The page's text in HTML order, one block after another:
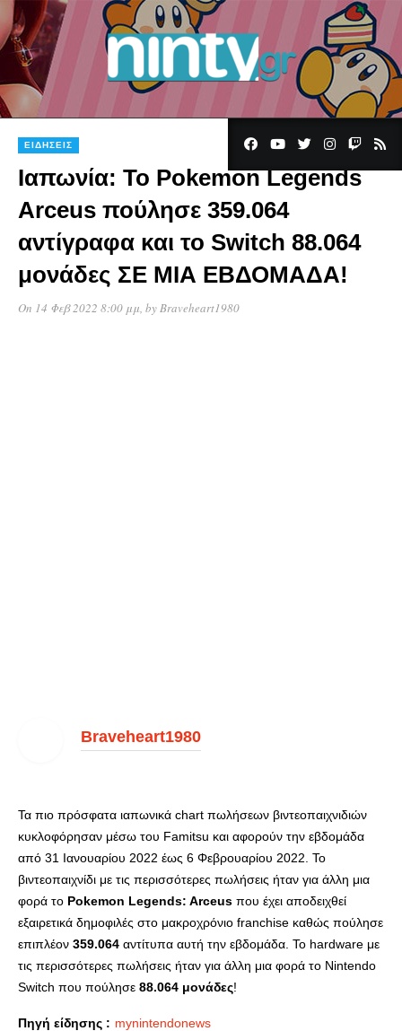
ΕΙΔΉΣΕΙΣ
Ιαπωνία: Το Pokemon Legends
Arceus πούλησε 359.064
αντίγραφα και το Switch 88.064
μονάδες ΣΕ ΜΙΑ ΕΒΔΟΜΑΔΑ!
On 14 Φεβ 2022 8:00 μμ, byBraveheart1980
Braveheart1980
Τα πιο πρόσφατα ιαπωνικά chart πωλήσεων βιντεοπαιχνιδιών
κυκλοφόρησαν μέσω του Famitsu και αφορούν την εβδομάδα
από 31 Ιανουαρίου 2022 έως 6 Φεβρουαρίου 2022. Το
βιντεοπαιχνίδι με τις περισσότερες πωλήσεις ήταν για άλλη μια
φορά το Pokemon Legends: Arceus που έχει αποδειχθεί
εξαιρετικά δημοφιλές στο μακροχρόνιο franchise καθώς πούλησε
επιπλέον 359.064 αντίτυπα αυτή την εβδομάδα. Το hardware με
τις περισσότερες πωλήσεις ήταν για άλλη μια φορά το Nintendo
Switch που πούλησε 88.064 μονάδες!
Πηγή είδησης : mynintendonews